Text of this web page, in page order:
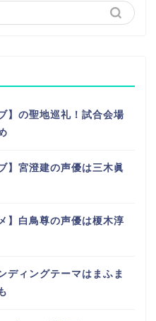
】の聖地巡礼！試合会場
】宮澄建の声優は三木眞
】白鳥尊の声優は榎木淳
ディングテーマはまふま